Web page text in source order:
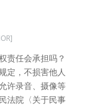
责任会承担吗？
定，不损害他人
许录音、摄像等
法院〈关于民事